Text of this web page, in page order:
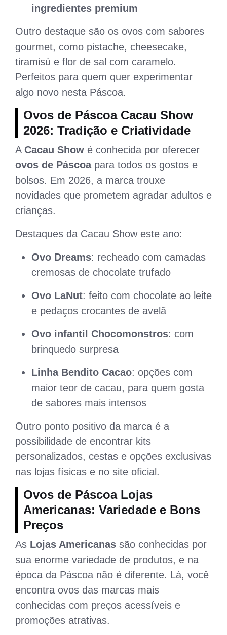
ingredientes premium
Outro destaque são os ovos com sabores
gourmet, como pistache, cheesecake,
tiramisù e flor de sal com caramelo.
Perfeitos para quem quer experimentar
algo novo nesta Páscoa.
Ovos de Páscoa Cacau Show
2026: Tradição e Criatividade
A Cacau Show é conhecida por oferecer
ovos de Páscoapara todos os gostos e
bolsos. Em 2026, a marca trouxe
novidades que prometem agradar adultos e
crianças.
Destaques da Cacau Show este ano:
Ovo Dreams: recheado com camadas
cremosas de chocolate trufado
Ovo LaNut: feito com chocolate ao leite
e pedaços crocantes de avelã
Ovo infantil Chocomonstros: com
brinquedo surpresa
Linha Bendito Cacao: opções com
maior teor de cacau, para quem gosta
de sabores mais intensos
Outro ponto positivo da marca é a
possibilidade de encontrar kits
personalizados, cestas e opções exclusivas
nas lojas físicas e no site oficial.
Ovos de Páscoa Lojas
Americanas: Variedade e Bons
Preços
As Lojas Americanas são conhecidas por
sua enorme variedade de produtos, e na
época da Páscoa não é diferente. Lá, você
encontra ovos das marcas mais
conhecidas com preços acessíveis e
promoções atrativas.